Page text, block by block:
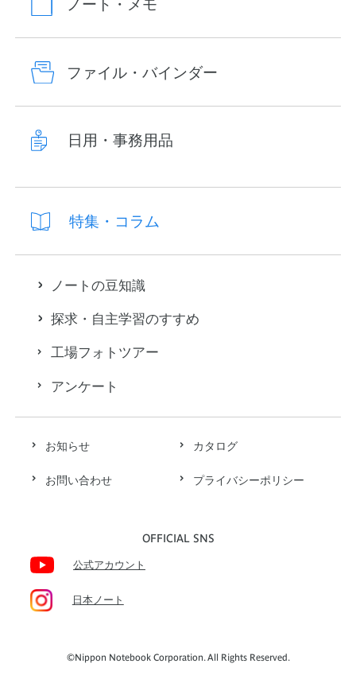
お知らせ カタログ
お問い合わせ プライバシーポリシー
OFFICIAL SNS
公式アカウント
日本ノート
ノート・メモ
ファイル・バインダー
日用・事務用品
特集・コラム
ノートの豆知識
探求・自主学習のすすめ
工場フォトツアー
アンケート
©Nippon Notebook Corporation. All Rights Reserved.